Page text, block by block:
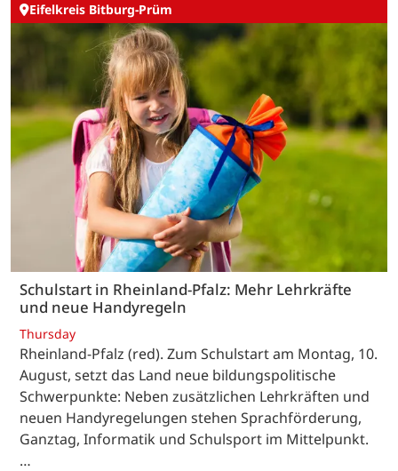
Eifelkreis Bitburg-Prüm
Schulstart in Rheinland-Pfalz: Mehr Lehrkräfte
und neue Handyregeln
Thursday
Rheinland-Pfalz (red). Zum Schulstart am Montag, 10.
August, setzt das Land neue bildungspolitische
Schwerpunkte: Neben zusätzlichen Lehrkräften und
neuen Handyregelungen stehen Sprachförderung,
Ganztag, Informatik und Schulsport im Mittelpunkt.
…